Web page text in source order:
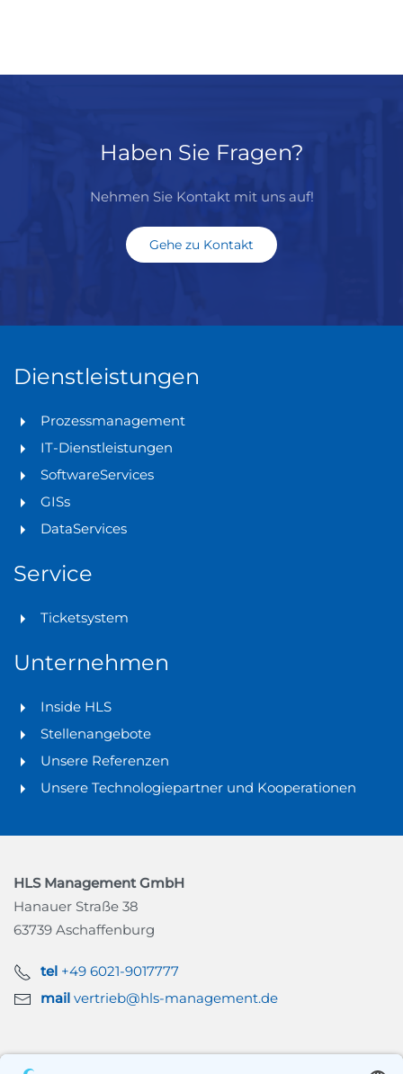
Haben Sie Fragen?
Nehmen Sie Kontakt mit uns auf!
Gehe zu Kontakt
Dienstleistungen
Prozessmanagement
IT-Dienstleistungen
SoftwareServices
GISs
DataServices
Service
Ticketsystem
Unternehmen
Inside HLS
Stellenangebote
Unsere Referenzen
Unsere Technologiepartner und Kooperationen
HLS Management GmbH
Hanauer Straße 38
63739 Aschaffenburg
tel +49 6021-9017777
mail vertrieb@hls-management.de